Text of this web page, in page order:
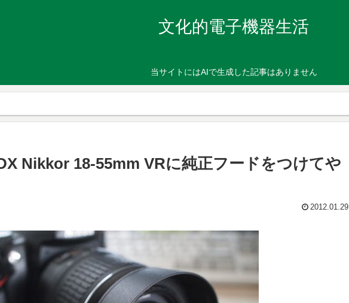
文化的電子機器生活
当サイトにはAIで生成した記事はありません
Nikkor 18-55mm VRに純正フードをつけてや
2012.01.29